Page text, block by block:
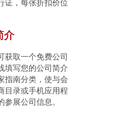
证，每张折扣价位
介
获取一个免费公司
填写您的公司简介
指南分类，使与会
目录或手机应用程
展公司信息。